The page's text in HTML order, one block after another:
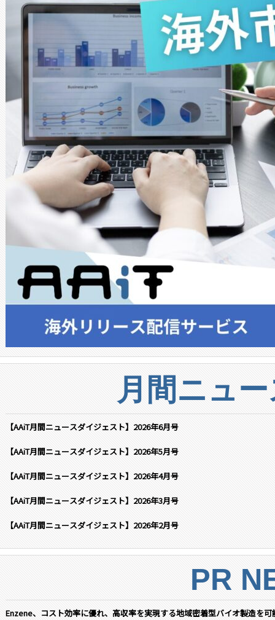
月間ニュ
【AAiT月間ニュースダイジェスト】2026年6月号
【AAiT月間ニュースダイジェスト】2026年5月号
【AAiT月間ニュースダイジェスト】2026年4月号
【AAiT月間ニュースダイジェスト】2026年3月号
【AAiT月間ニュースダイジェスト】2026年2月号
PR
Enzene、コスト効率に優れ、高収率を実現する地域密着型バイオ製造を